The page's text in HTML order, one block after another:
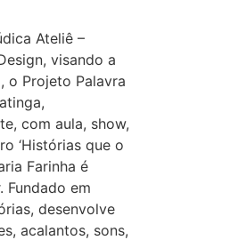
Ateliê –
visando a
o Projeto Palavra
com aula, show,
‘Histórias que o
Farinha é
Fundado em
desenvolve
acalantos, sons,